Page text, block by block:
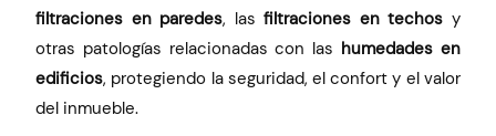
filtraciones en paredes, lasfiltraciones en techos y
otras patologías relacionadas con las humedades en
edificios, protegiendo la seguridad, el confort y el valor
del inmueble.